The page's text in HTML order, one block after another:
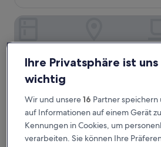
Ihre Privatsphäre ist uns
wichtig
Wir und unsere16 Partner
auf Informationen auf einem Gerät
Kennungen in Cookies, um
verarbeiten. Sie können Ihre